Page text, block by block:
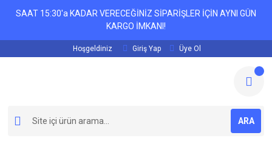
SAAT 15:30'a KADAR VERECEĞİNİZ SİPARİŞLER İÇİN AYNI GÜN
KARGO İMKANI!
Hoşgeldiniz Giriş Yap Üye Ol
ARA